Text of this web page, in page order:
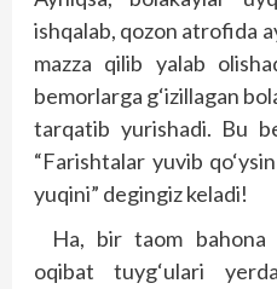
ishqalab, qozon atrofida
mazza qilib yalab
bemorlarga g‘izillagan
tarqatib yurishadi. Bu
“Farishtalar yuvib
yuqini” degingiz keladi!
Ha, bir taom bahona
oqibat tuyg‘ulari